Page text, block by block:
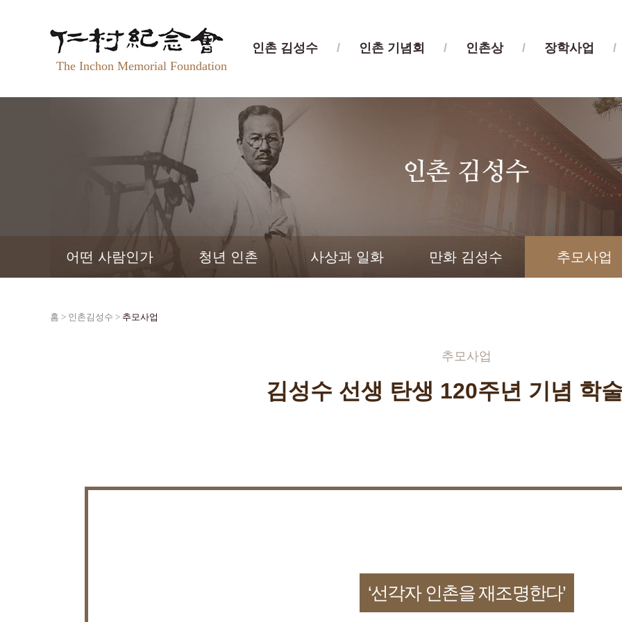
The Inchon Memorial Foundation
인촌 김성수 / 인촌 기념회 / 인촌상 / 장학사업 /
어떤 사람인가 청년 인촌 사상과 일화 만화 김성수 추모사업
홈 > 인촌김성수 > 추모사업
추모사업
김성수 선생 탄생 120주년 기념 학
‘선각자 인촌을 재조명한다’